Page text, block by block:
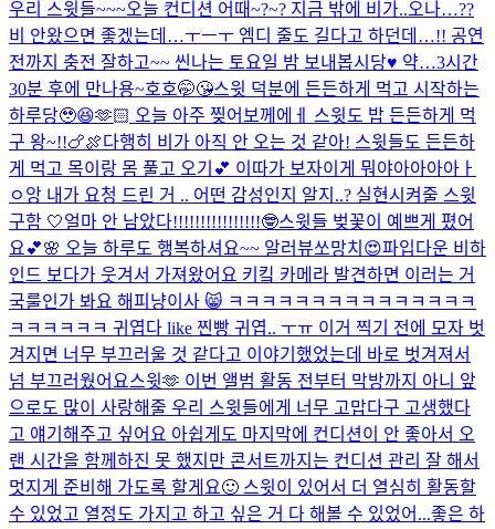
우리 스윗들~~~오늘 컨디션 어때~?~? 지금 밖에 비가..오나…??
비 안왔으면 좋겠는데…ㅜㅡㅜ 엠디 줄도 길다고 하던데…!! 공연
전까지 충전 잘하고~~ 씬나는 토요일 밤 보내봅시당♥️ 약…3시간
30분 후에 만나용~호호🤭😘스윗 덕분에 든든하게 먹고 시작하는
하루당🥹😆🫶🏻 오늘 아주 찢어보께에ㅔ 스윗도 밥 든든하게 먹
구 왕~!!🍗🍖다행히 비가 아직 안 오는 것 같아! 스윗들도 든든하
게 먹고 목이랑 몸 풀고 오기💕 이따가 보자이게 뭐야아아아아ㅏ
ㅇ앙 내가 요청 드린 거 .. 어떤 감성인지 알지..? 실현시켜줄 스윗
구함 🤍얼마 안 남았다!!!!!!!!!!!!!!!!🤓스윗들 벚꽃이 예쁘게 폈어
요💕🌸 오늘 하루도 행복하셔요~~ 알러뷰쏘망치😍파입다운 비하
인드 보다가 웃겨서 가져왔어요 키킼 카메라 발견하면 이러는 거
국룰인가 봐요 해피냥이사 😸 ㅋㅋㅋㅋㅋㅋㅋㅋㅋㅋㅋㅋㅋㅋㅋ
ㅋㅋㅋㅋㅋㅋ 귀엽다 like 찐빵 귀엽.. ㅜㅠ 이거 찍기 전에 모자 벗
겨지면 너무 부끄러울 것 같다고 이야기했었는데 바로 벗겨져서
넘 부끄러웠어요스윗🫶 이번 앨범 활동 전부터 막방까지 아니 앞
으로도 많이 사랑해줄 우리 스윗들에게 너무 고맙다구 고생했다
고 얘기해주고 싶어요 아쉽게도 마지막에 컨디션이 안 좋아서 오
랜 시간을 함께하진 못 했지만 콘서트까지는 컨디션 관리 잘 해서
멋지게 준비해 가도록 할게요🙂 스윗이 있어서 더 열심히 활동할
수 있었고 열정도 가지고 하고 싶은 거 다 해볼 수 있었어...좋은 하